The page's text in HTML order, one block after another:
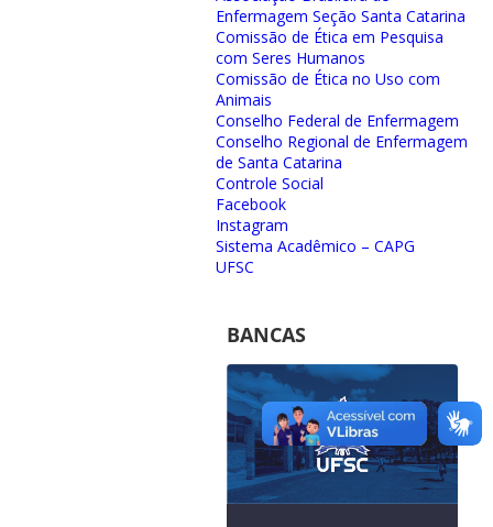
Enfermagem Seção Santa Catarina
Comissão de Ética em Pesquisa
com Seres Humanos
Comissão de Ética no Uso com
Animais
Conselho Federal de Enfermagem
Conselho Regional de Enfermagem
de Santa Catarina
Controle Social
Facebook
Instagram
Sistema Acadêmico – CAPG
UFSC
BANCAS